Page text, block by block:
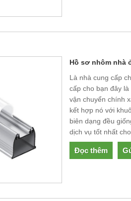
Hồ sơ nhôm nhà
Là nhà cung cấp
cấp cho bạn đây
vận chuyển chính
kết hợp nó với
biên dạng đều
dịch vụ tốt nhất cho
Đọc thêm